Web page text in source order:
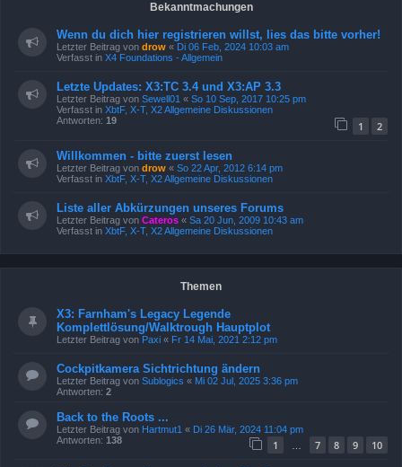
Bekanntmachungen
Wenn du dich hier registrieren willst, lies das bitte vorher!
Letzter Beitrag von drow « Di 06 Feb, 2024 10:03 am
Verfasst in X4 Foundations - Allgemein
Letzte Updates: X3:TC 3.4 und X3:AP 3.3
Letzter Beitrag von Sewell01 « So 10 Sep, 2017 10:25 pm
Verfasst in XbtF, X-T, X2 Allgemeine Diskussionen
Antworten: 19 1 2
Willkommen - bitte zuerst lesen
Letzter Beitrag von drow « So 22 Apr, 2012 6:14 pm
Verfasst in XbtF, X-T, X2 Allgemeine Diskussionen
Liste aller Abkürzungen unseres Forums
Letzter Beitrag von Cateros « Sa 20 Jun, 2009 10:43 am
Verfasst in XbtF, X-T, X2 Allgemeine Diskussionen
Themen
X3: Farnham's Legacy Legende
Komplettlösung/Walktrough Hauptplot
Letzter Beitrag von Paxi « Fr 14 Mai, 2021 2:12 pm
Cockpitkamera Sichtrichtung ändern
Letzter Beitrag von Sublogics « Mi 02 Jul, 2025 3:36 pm
Antworten: 2
Back to the Roots ...
Letzter Beitrag von Hartmut1 « Di 26 Mär, 2024 11:04 pm
Antworten: 138 1 7 8 9 10